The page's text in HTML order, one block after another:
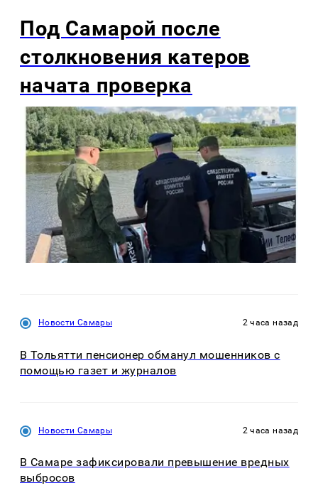
Под Самарой после
столкновения катеров
начата проверка
Новости Самары 2 часа назад
В Тольятти пенсионер обманул мошенников с
помощью газет и журналов
Новости Самары 2 часа назад
В Самаре зафиксировали превышение вредных
выбросов